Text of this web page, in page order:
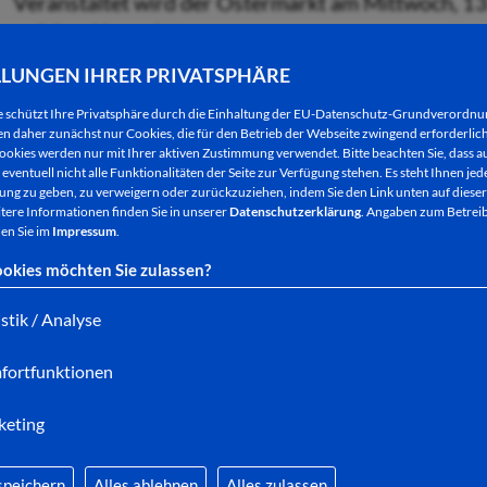
IHRER PRIVATSPHÄRE
schützt Ihre Privatsphäre durch die Einhaltung der EU-Datenschutz-
daher zunächst nur Cookies, die für den Betrieb der Webseite zwingend
werden nur mit Ihrer aktiven Zustimmung verwendet. Bitte beachten Sie, dass
nicht alle Funktionalitäten der Seite zur Verfügung stehen. Es steht Ihnen
zu geben, zu verweigern oder zurückzuziehen, indem Sie den Link unten auf
Informationen finden Sie in unsererDatenschutzerklärung. Angaben zum
Sie im Impressum.
möchten Sie zulassen?
/ Analyse
auf dem Linggplatz.
Die „Macher“ der Marktverwaltung vom
Hersfeld präsentieren wieder einen bunten
zahlreiche Besucher in die Innenstadt locken sollen.
Rund 50 Marktstände bieten neben den
Haushaltshelfer, Geschenkartikel, Handarbeiten,
Schnäppchenjäger sollten sich diesen Termin
Markthändler und Marktverwaltung hoffen auf